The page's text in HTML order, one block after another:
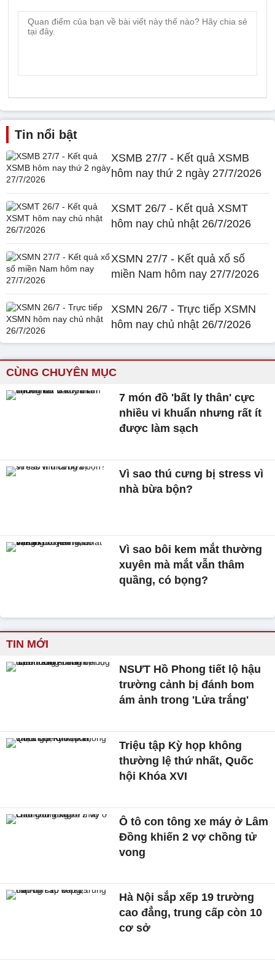
Tin nổi bật
XSMB 27/7 - Kết quả XSMB
hôm nay thứ 2 ngày 27/7/2026
XSMT 26/7 - Kết quả XSMT
hôm nay chủ nhật 26/7/2026
XSMN 27/7 - Kết quả xổ số
miền Nam hôm nay 27/7/2026
XSMN 26/7 - Trực tiếp XSMN
hôm nay chủ nhật 26/7/2026
CÙNG CHUYÊN MỤC
7 món đồ 'bất ly thân' cực
nhiều vi khuẩn nhưng rất ít
được làm sạch
Vì sao thú cưng bị stress vì
nhà bừa bộn?
Vì sao bôi kem mắt thường
xuyên mà mắt vẫn thâm
quầng, có bọng?
TIN MỚI
NSƯT Hồ Phong tiết lộ hậu
trường cảnh bị đánh bom
ám ảnh trong 'Lửa trắng'
Triệu tập Kỳ họp không
thường lệ thứ nhất, Quốc
hội Khóa XVI
Ô tô con tông xe máy ở Lâm
Đồng khiến 2 vợ chồng tử
vong
Hà Nội sắp xếp 19 trường
cao đẳng, trung cấp còn 10
cơ sở